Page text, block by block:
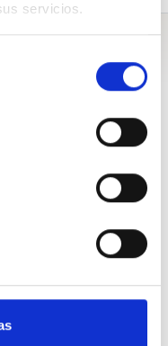
servicios.
Nacional,
muy poco,Ministro
de haber recibido
en
candidato a alcalde
Investigacionesy